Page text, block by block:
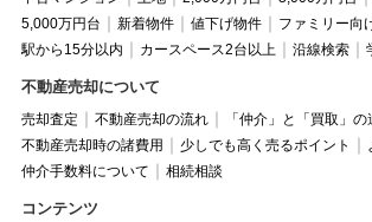
5,000万円台
新着物件 値下げ物件
ファミリー向
駅から15分以内
カースペース2台以上 沿線検索
不動産売却について
売却査定 不動産売却の流れ
「仲介」と「買取」の
不動産売却時の諸費用
少しでも高く売るポイント
仲介手数料について
相続相談
コンテンツ